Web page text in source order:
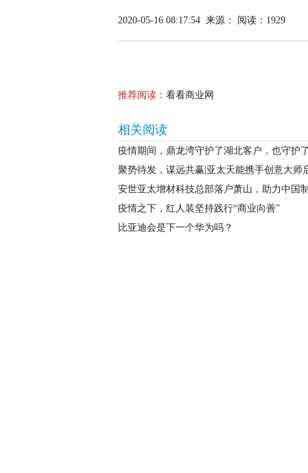
2020-05-16 08:17:54 来源： 阅读：1929
推荐阅读： 看看商业网
相关阅读
疫情期间，鼎龙湾守护了湖北客户，也守护
聚势待发，谋远共赢|亚太天能携手创意大师
安世亚太增材科技总部落户萧山，助力中国
疫情之下，红人装坚持践行“商业向善”
比亚迪会是下一个华为吗？